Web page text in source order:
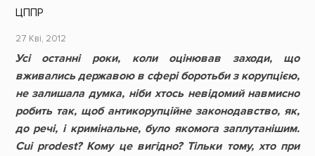
ЦППР
27 Кві, 2012
Усі останні роки, коли оцінював заходи, що
вживались державою в сфері боротьби з корупцією,
не залишала думка, ніби хтось невідомий навмисно
робить так, щоб антикорупційне законодавство, як,
до речі, і кримінальне, було якомога заплутанішим.
Cui prodest? Кому це вигідно? Тільки тому, хто при